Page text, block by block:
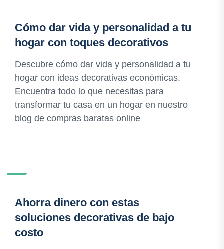
Cómo dar vida y personalidad a tu
hogar con toques decorativos
Descubre cómo dar vida y personalidad a tu
hogar con ideas decorativas económicas.
Encuentra todo lo que necesitas para
transformar tu casa en un hogar en nuestro
blog de compras baratas online
Ahorra dinero con estas
soluciones decorativas de bajo
costo